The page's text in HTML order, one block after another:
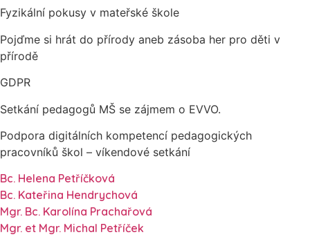
Fyzikální pokusy v mateřské škole
Pojďme si hrát do přírody aneb zásoba her pro děti v
přírodě
GDPR
Setkání pedagogů MŠ se zájmem o EVVO.
Podpora digitálních kompetencí pedagogických
pracovníků škol – víkendové setkání
Bc. Helena Petříčková
Bc. Kateřina Hendrychová
Mgr. Bc. Karolína Prachařová
Mgr. et Mgr. Michal Petříček